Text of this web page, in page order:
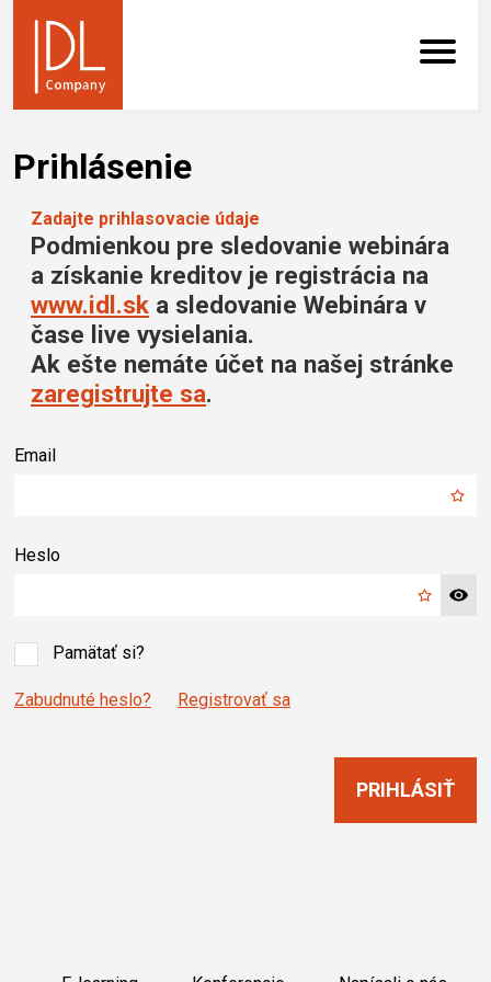
Prihlásenie
Zadajte prihlasovacie údaje
Podmienkou pre sledovanie webinára
a získanie kreditov je registrácia na
www.idl.sk a sledovanie Webinára v
čase live vysielania.
Ak ešte nemáte účet na našej stránke
zaregistrujte sa.
Email
Heslo
Pamätať si?
Zabudnuté heslo? Registrovať sa
PRIHLÁSIŤ